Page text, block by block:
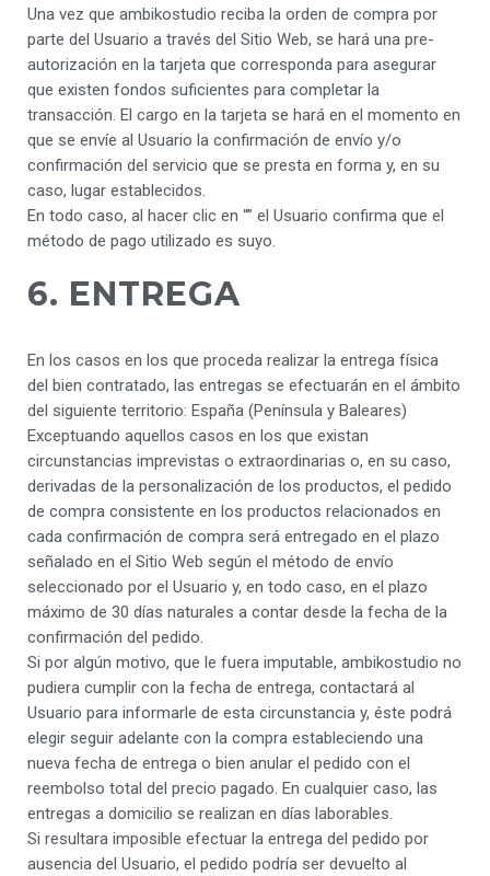
Una vez que ambikostudio reciba la orden de compra por
parte del Usuario a través del Sitio Web, se hará una pre-
autorización en la tarjeta que corresponda para asegurar
que existen fondos suficientes para completar la
transacción. El cargo en la tarjeta se hará en el momento en
que se envíe al Usuario la confirmación de envío y/o
confirmación del servicio que se presta en forma y, en su
caso, lugar establecidos.
En todo caso, al hacer clic en “” el Usuario confirma que el
método de pago utilizado es suyo.
6. ENTREGA
En los casos en los que proceda realizar la entrega física
del bien contratado, las entregas se efectuarán en el ámbito
del siguiente territorio: España (Península y Baleares)
Exceptuando aquellos casos en los que existan
circunstancias imprevistas o extraordinarias o, en su caso,
derivadas de la personalización de los productos, el pedido
de compra consistente en los productos relacionados en
cada confirmación de compra será entregado en el plazo
señalado en el Sitio Web según el método de envío
seleccionado por el Usuario y, en todo caso, en el plazo
máximo de 30 días naturales a contar desde la fecha de la
confirmación del pedido.
Si por algún motivo, que le fuera imputable, ambikostudio no
pudiera cumplir con la fecha de entrega, contactará al
Usuario para informarle de esta circunstancia y, éste podrá
elegir seguir adelante con la compra estableciendo una
nueva fecha de entrega o bien anular el pedido con el
reembolso total del precio pagado. En cualquier caso, las
entregas a domicilio se realizan en días laborables.
Si resultara imposible efectuar la entrega del pedido por
ausencia del Usuario, el pedido podría ser devuelto al